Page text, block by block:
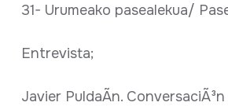
31- Urumeako pasealekua/
Entrevista;
Javier PuldaÃ­n.